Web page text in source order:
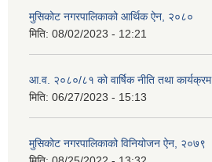
मुसिकोट नगरपालिकाको आर्थिक ऐन, २०८०
मिति: 08/02/2023 - 12:21
आ.व. २०८०/८१ को वार्षिक नीति तथा कार्यक्रम
मिति: 06/27/2023 - 15:13
मुसिकोट नगरपालिकाको विनियोजन ऐन, २०७९